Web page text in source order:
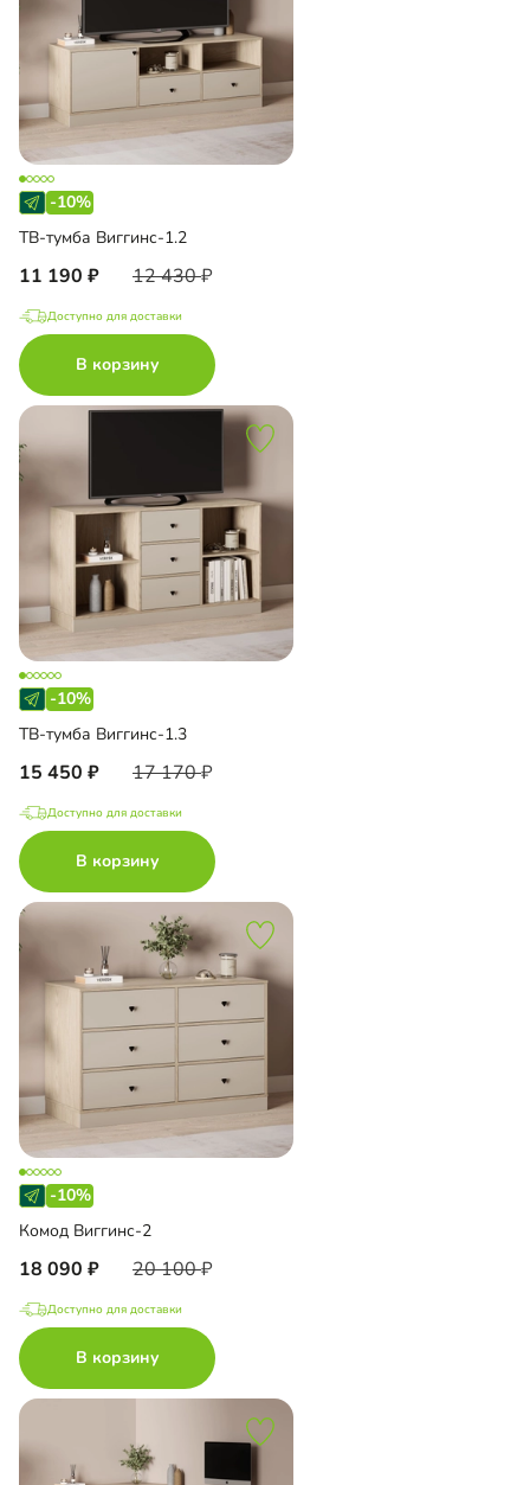
-10%
ТВ-тумба Виггинс-1.2
11 190 12 430
Доступно для доставки
В корзину
-10%
ТВ-тумба Виггинс-1.3
15 450 17 170
Доступно для доставки
В корзину
-10%
Комод Виггинс-2
18 090 20 100
Доступно для доставки
В корзину